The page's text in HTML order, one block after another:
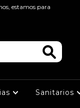
estamos para
Sanitarios
CERESITA X30KGS
WEBER